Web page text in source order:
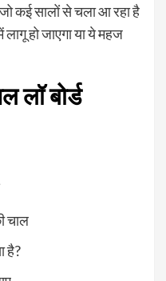
कई सालों से चला आ रहा है
हो जाएगा या ये महज
लॉ बोर्ड
चाल
है?